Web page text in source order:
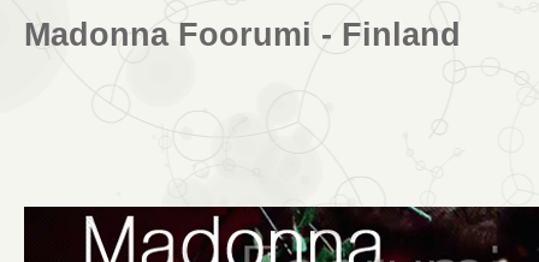
Madonna Foorumi - Finland